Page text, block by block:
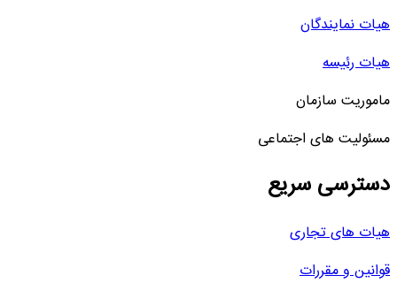
هیات نمایندگان
هیات رئیسه
ماموریت سازمان
مسئولیت های اجتماعی
دسترسی سریع
هیات های تجاری
قوانین و مقررات